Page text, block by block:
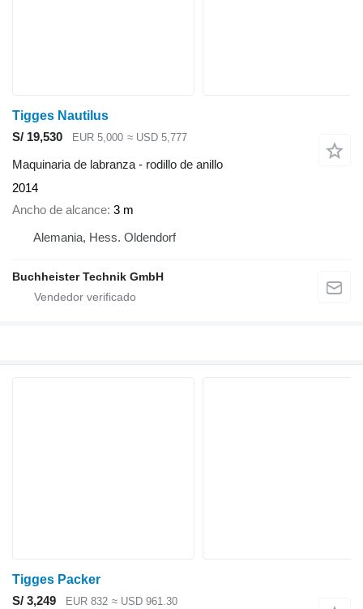
Tigges Nautilus
S/ 19,530
EUR 5,000 ≈ USD 5,777
Maquinaria de labranza - rodillo de anillo
2014
Ancho de alcance 3 m
Alemania, Hess. Oldendorf
Buchheister Technik GmbH
Tigges Packer
S/ 3,249
EUR 832 ≈ USD 961.30